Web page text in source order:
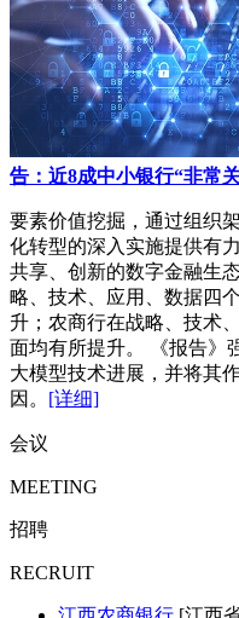
告：近8成中小银行“非常
要素价值挖掘，通过组织
化转型的深入实施提供有
共享、创新的数字金融生
略、技术、应用、数据四
升；农商行在战略、技术
面均有所提升。 《报告》
大模型技术进展，并将其
因。 [详细]
会议
MEETING
招聘
RECRUIT